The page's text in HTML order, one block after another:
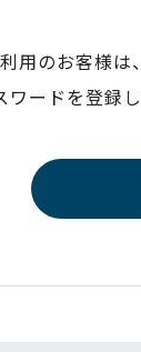
用のお客様は
ードを登録